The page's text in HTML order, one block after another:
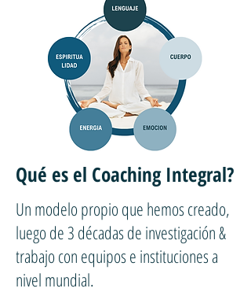
Qué es el Coaching Integral?
Un modelo propio que hemos creado,
luego de 3 décadas de investigación &
trabajo con equipos e instituciones a
nivel mundial.